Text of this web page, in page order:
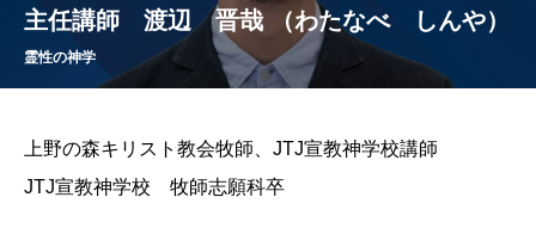
主任講師 渡辺 晋哉 （わたなべ しんや）
霊性の神学
上野の森キリスト教会牧師、JTJ宣教神学校講師
JTJ宣教神学校 牧師志願科卒